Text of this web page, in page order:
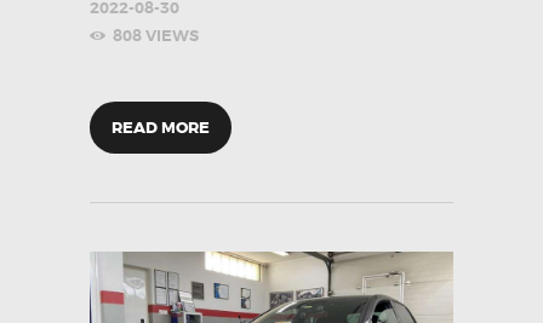
2022-08-30
808VIEWS
READ MORE